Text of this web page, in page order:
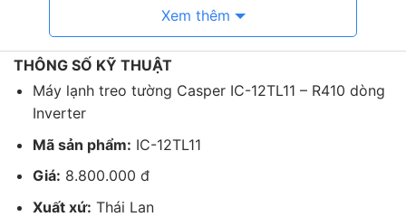
Xem thêm
THÔNG SỐ KỸ THUẬT
Máy lạnh treo tường Casper IC-12TL11 – R410 dòng
Inverter
Mã sản phẩm: IC-12TL11
Giá: 8.800.000 đ
Xuất xứ: Thái Lan